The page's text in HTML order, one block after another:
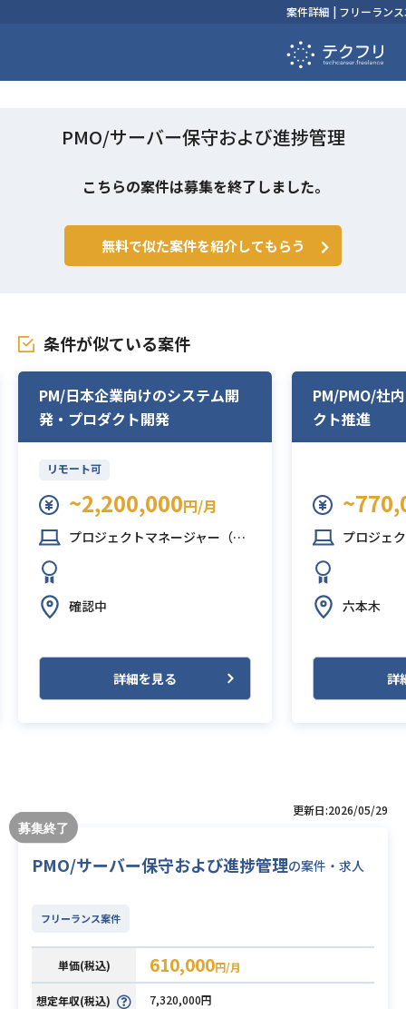
案件詳細 | フリーラン
PMO/サーバー保守および進捗管理
こちらの案件は募集を終了しました。
無料で似た案件を紹介してもらう
条件が似ている案件
PM/日本企業向けのシステム開
発・プロダクト開発
リモート可
~2,200,000円/月
プロジェクトマネージャー（PM）
確認中
詳細を見る
PM/PMO/社
クト推進
プロジェクトマ
六本木
詳
更新日:2026/05/29
PMO/サーバー保守および進捗管理の案件・求人
フリーランス案件
単価(税込) 610,000円/月
想定年収(税込) 7,320,000円